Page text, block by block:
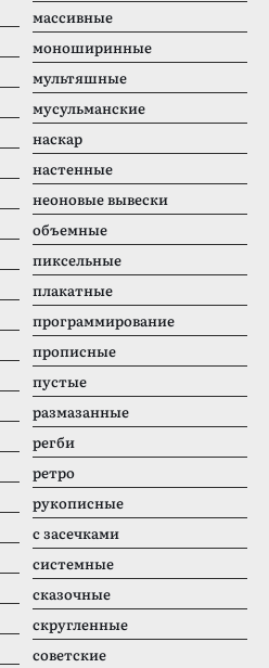
массивные
моноширинные
мультяшные
мусульманские
наскар
настенные
неоновые вывески
объемные
пиксельные
плакатные
программирование
прописные
пустые
размазанные
регби
ретро
рукописные
с засечками
системные
сказочные
скругленные
советские